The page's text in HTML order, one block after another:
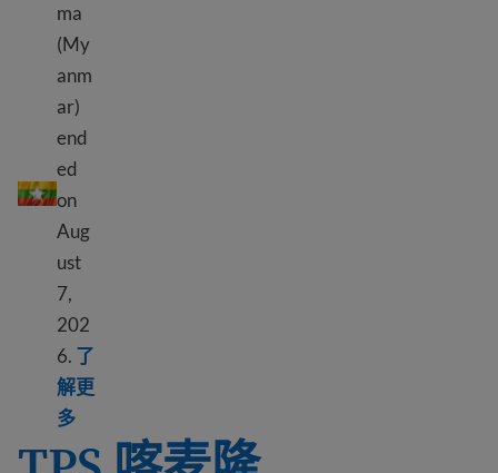
TPS 缅甸（缅甸）
ma
(My
anm
ar)
end
ed
on
Aug
ust
7,
202
6. 了
解更
多Learn more about TPS Burma (Myanmar)